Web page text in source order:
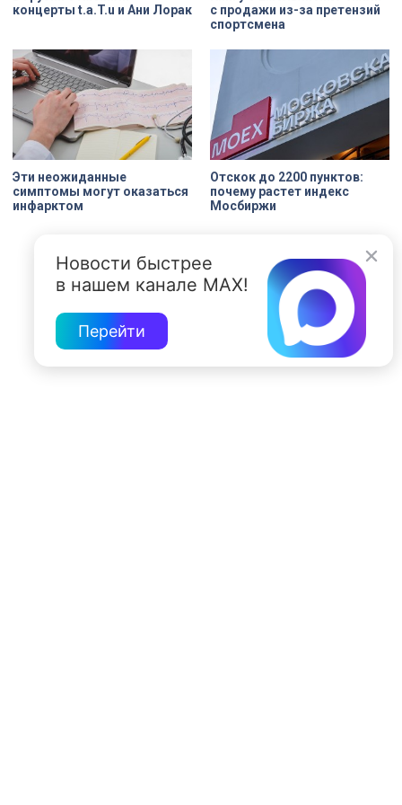
концерты t.a.T.u и Ани Лорак
с продажи из-за претензий
спортсмена
Эти неожиданные
симптомы могут оказаться
инфарктом
Отскок до 2200 пунктов:
почему растет индекс
Мосбиржи
Новости быстрее
в нашем канале MAX!
Перейти